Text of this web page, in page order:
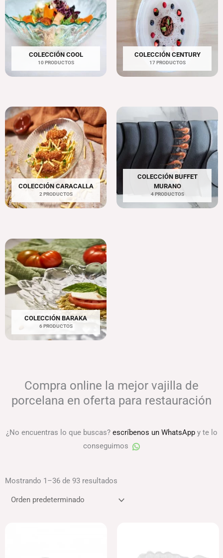
COLECCIÓN COOL
10 PRODUCTOS
COLECCIÓN CENTURY
17 PRODUCTOS
COLECCIÓN CARACALLA
2 PRODUCTOS
COLECCIÓN BUFFET
MURANO
4 PRODUCTOS
COLECCIÓN BARAKA
6 PRODUCTOS
Compra online la mejor vajilla de
porcelana en oferta para restauración
¿No encuentras lo que buscas? escríbenos un WhatsAppy te lo
conseguimos
Mostrando 1–36 de 93 resultados